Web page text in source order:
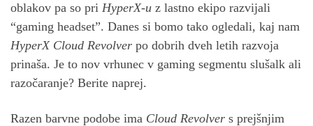
oblakov pa so pri HyperX-u z lastno ekipo razvijali
“gaming headset”. Danes si bomo tako ogledali, kaj nam
HyperX Cloud Revolver po dobrih dveh letih razvoja
prinaša. Je to nov vrhunec v gaming segmentu slušalk ali
razočaranje? Berite naprej.
Razen barvne podobe ima Cloud Revolver s prejšnjim